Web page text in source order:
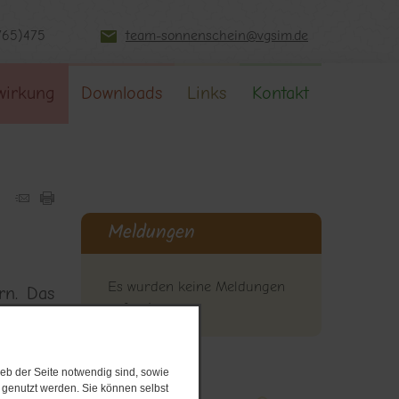
der Seite notwendig sind, sowie
werden. Sie können selbst
team-sonnenschein@vgsim.de
Downloads Links Kontakt
Das
Meldungen
Es wurden keine Meldungen
gefunden.